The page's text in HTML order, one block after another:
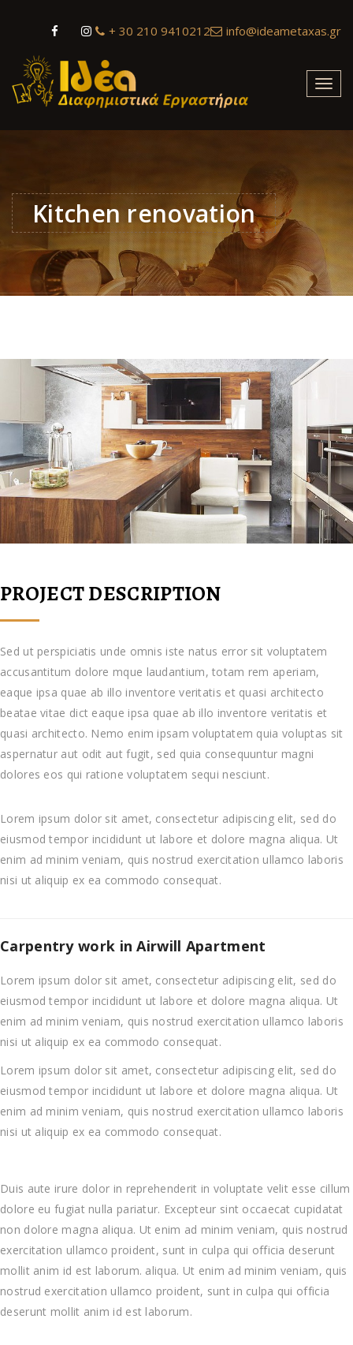
+ 30 210 9410212 info@ideametaxas.gr
Kitchen renovation
PROJECT DESCRIPTION
Sed ut perspiciatis unde omnis iste natus error sit voluptatem
accusantitum dolore mque laudantium, totam rem aperiam,
eaque ipsa quae ab illo inventore veritatis et quasi architecto
beatae vitae dict eaque ipsa quae ab illo inventore veritatis et
quasi architecto. Nemo enim ipsam voluptatem quia voluptas sit
aspernatur aut odit aut fugit, sed quia consequuntur magni
dolores eos qui ratione voluptatem sequi nesciunt.
Lorem ipsum dolor sit amet, consectetur adipiscing elit, sed do
eiusmod tempor incididunt ut labore et dolore magna aliqua. Ut
enim ad minim veniam, quis nostrud exercitation ullamco laboris
nisi ut aliquip ex ea commodo consequat.
Carpentry work in Airwill Apartment
Lorem ipsum dolor sit amet, consectetur adipiscing elit, sed do
eiusmod tempor incididunt ut labore et dolore magna aliqua. Ut
enim ad minim veniam, quis nostrud exercitation ullamco laboris
nisi ut aliquip ex ea commodo consequat.
Lorem ipsum dolor sit amet, consectetur adipiscing elit, sed do
eiusmod tempor incididunt ut labore et dolore magna aliqua. Ut
enim ad minim veniam, quis nostrud exercitation ullamco laboris
nisi ut aliquip ex ea commodo consequat.
Duis aute irure dolor in reprehenderit in voluptate velit esse cillum
dolore eu fugiat nulla pariatur. Excepteur sint occaecat cupidatat
non dolore magna aliqua. Ut enim ad minim veniam, quis nostrud
exercitation ullamco proident, sunt in culpa qui officia deserunt
mollit anim id est laborum. aliqua. Ut enim ad minim veniam, quis
nostrud exercitation ullamco proident, sunt in culpa qui officia
deserunt mollit anim id est laborum.